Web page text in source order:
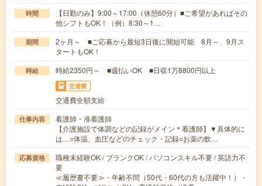
時間
【日勤のみ】9:00～17:00（休憩60分）■ご希望があればその
他シフトもOK！（例）8:30～1…
期間
2ヶ月～ ■ご応募から最短3日後に開始可能 8月～、9月ス
タートもOK！
時給 時給2350円～ ■週払いOK ■日収1万8800円以上
交通費
交通費全額支給
仕事内容
看護師・准看護師
【介護施設で体調などの記録がメイン＊看護師】▼具体的に
は…○体温、血圧などのチェック・記録○お薬の飲…
応募資格
職種未経験OK / ブランクOK / パソコンスキル不要 / 英語力不
要
≪履歴書不要≫・年齢不問（50代・60代の方も活躍中！）・